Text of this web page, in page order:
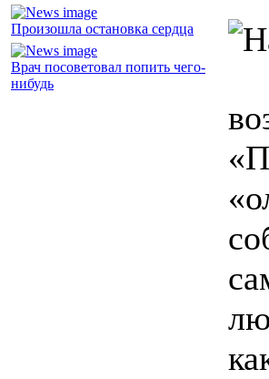
Произошла остановка сердца
Врач посоветовал попить чего-
нибудь